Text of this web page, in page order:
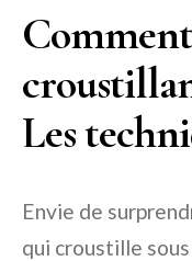
Les
Envie de
qui croustille